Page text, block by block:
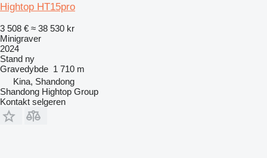
Hightop HT15pro
3 508 € ≈ 38 530 kr
Minigraver
2024
Stand ny
Gravedybde 1 710 m
Kina, Shandong
Shandong Hightop Group
Kontakt selgeren